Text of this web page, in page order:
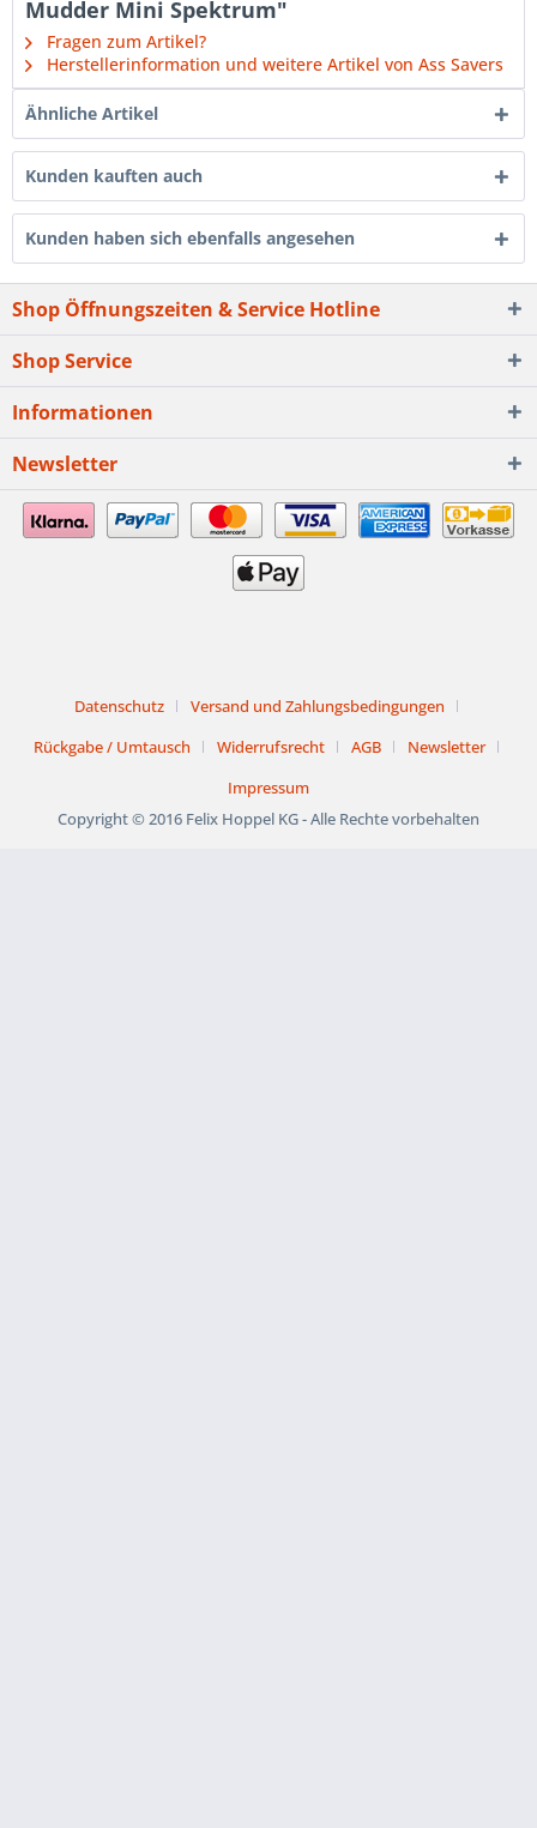
Mudder Mini Spektrum"
Fragen zum Artikel?
Herstellerinformation und weitere Artikel von Ass Savers
Ähnliche Artikel
Kunden kauften auch
Kunden haben sich ebenfalls angesehen
Shop Öffnungszeiten & Service Hotline
Shop Service
Informationen
Newsletter
Datenschutz
Versand und Zahlungsbedingungen
Rückgabe / Umtausch
Widerrufsrecht AGB
Newsletter
Impressum
Copyright © 2016 Felix Hoppel KG - Alle Rechte vorbehalten